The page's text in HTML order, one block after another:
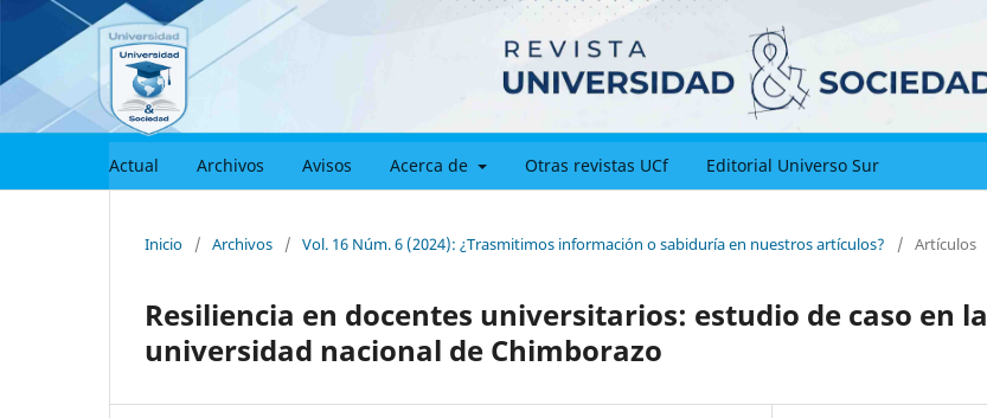
Actual Archivos Avisos Acerca de Otras revistas UCf Editorial Universo Sur
Inicio / Archivos / Vol. 16 Núm. 6 (2024): ¿Trasmitimos información o sabiduría en nuestros artículos? / Artículos
Resiliencia en docentes universitarios: estudio de caso en la
universidad nacional de Chimborazo